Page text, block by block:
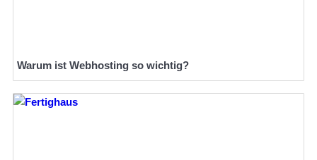
Warum ist Webhosting so wichtig?